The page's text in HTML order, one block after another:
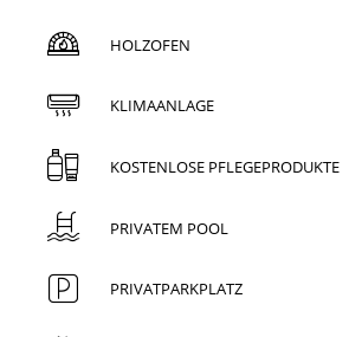
HOLZOFEN
KLIMAANLAGE
KOSTENLOSE PFLEGEPRODUKTE
PRIVATEM POOL
PRIVATPARKPLATZ